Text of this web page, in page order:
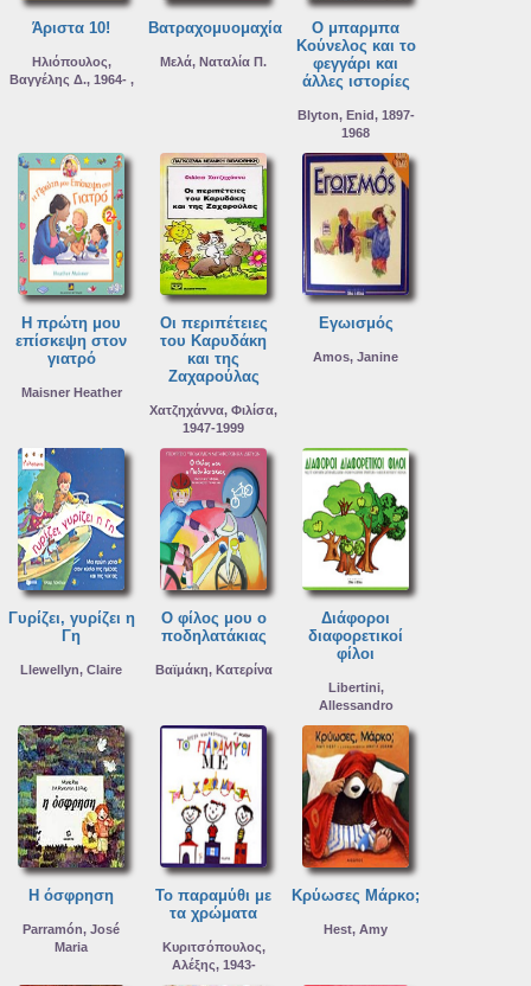
Άριστα 10!
Ηλιόπουλος,
Βαγγέλης Δ., 1964- ,
Βατραχομυομαχία
Μελά, Ναταλία Π.
Ο μπαρμπα
Κούνελος και το
φεγγάρι και
άλλες ιστορίες
Blyton, Enid, 1897-
1968
Η πρώτη μου
επίσκεψη στον
γιατρό
Maisner Heather
Οι περιπέτειες
του Καρυδάκη
και της
Ζαχαρούλας
Χατζηχάννα, Φιλίσα,
1947-1999
Εγωισμός
Amos, Janine
Γυρίζει, γυρίζει η
Γη
Llewellyn, Claire
Ο φίλος μου ο
ποδηλατάκιας
Βαϊμάκη, Κατερίνα
Διάφοροι
διαφορετικοί
φίλοι
Libertini,
Allessandro
Η όσφρηση
Parramón, José
Maria
Το παραμύθι με
τα χρώματα
Κυριτσόπουλος,
Αλέξης, 1943-
Κρύωσες Μάρκο;
Hest, Amy